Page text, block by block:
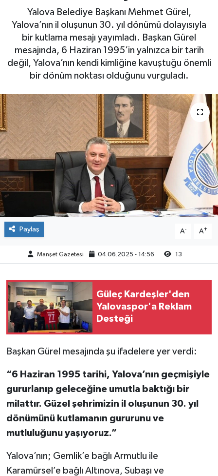
Yalova Belediye Başkanı Mehmet Gürel,
Yalova’nın il oluşunun 30. yıl dönümü dolayısıyla
bir kutlama mesajı yayımladı. Başkan Gürel
mesajında, 6 Haziran 1995’in yalnızca bir tarih
değil, Yalova’nın kendi kimliğine kavuştuğu önemli
bir dönüm noktası olduğunu vurguladı.
Paylaş A- A+
Manşet Gazetesi 04.06.2025 - 14:56 13
Güleç Kardeşler'den
Yalovaspor'a Reklam
Desteği
Başkan Gürel mesajında şu ifadelere yer verdi:
“6 Haziran 1995 tarihi, Yalova’nın geçmişiyle
gururlanıp geleceğine umutla baktığı bir
milattır. Güzel şehrimizin il oluşunun 30. yıl
dönümünü kutlamanın gururunu ve
mutluluğunu yaşıyoruz.”
Yalova’nın; Gemlik’e bağlı Armutlu ile
Karamürsel’e bağlı Altınova, Subaşı ve
Yaşam